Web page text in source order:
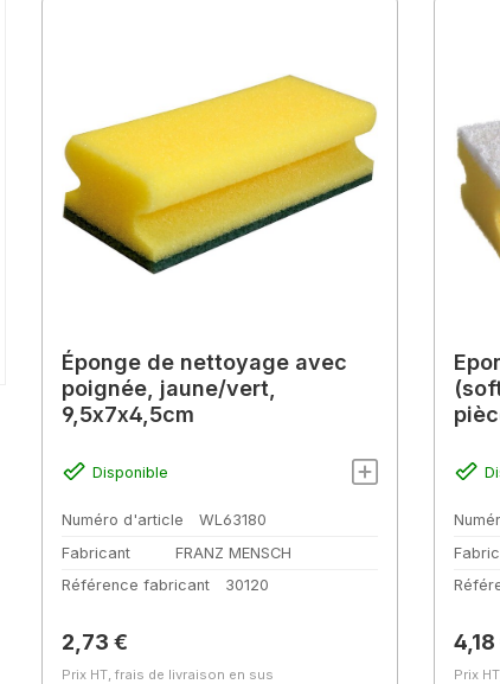
Éponge de nettoyage avec
poignée, jaune/vert,
9,5x7x4,5cm
Disponible
Numéro d'article
WL63180
Fabricant
FRANZ MENSCH
Référence fabricant
30120
Prix régulier :
2,73 €
Prix HT, frais de livraison en sus
Prix
4,18
Prix